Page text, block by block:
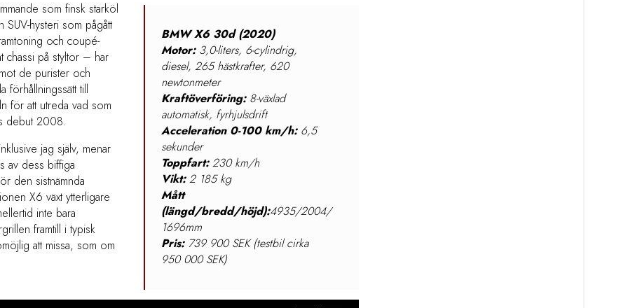
BMW X6 30d (2020)
Motor:3,0-liters, 6-cylindrig,
diesel, 265 hästkrafter, 620
newtonmeter
Kraftöverföring:8-växlad
automatisk, fyrhjulsdrift
Acceleration0-100 km/h: 6,5
sekunder
Toppfart:230 km/h
Vikt:2 185 kg
Mått
(längd/bredd/höjd):4935/2004/
1696mm
Pris:739 900 SEK (testbil cirka
950 000 SEK)
som finsk starköl
hysteri som pågått
och coupé-
chassi på styltor – har
de purister och
förhållningssätt till
för att utreda vad som
debut 2008.
jag själv, menar
av dess biffiga
den sistnämnda
X6 växt ytterligare
inte bara
framtill i typisk
att missa, som om